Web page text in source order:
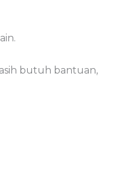
butuh bantuan,